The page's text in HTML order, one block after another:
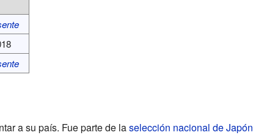
a su país. Fue parte de laselección nacional de Japón